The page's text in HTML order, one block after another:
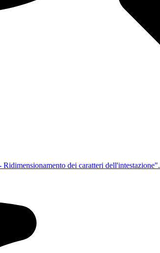
dei caratteri dell'intestazione".